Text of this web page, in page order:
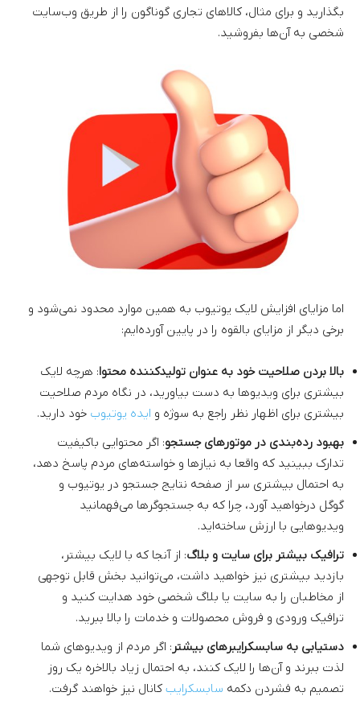
بگذارید و برای مثال، کالاهای تجاری گوناگون را از طریق وب‌سایت
شخصی به آن‌ها بفروشید.
اما مزایای افزایش لایک یوتیوب به همین موارد محدود نمی‌شود و
برخی دیگر از مزایای بالقوه را در پایین آورده‌ایم:
بالا بردن صلاحیت خود به عنوان تولیدکننده محتوا: هرچه لایک
بیشتری برای ویدیوها به دست بیاورید، در نگاه مردم صلاحیت
بیشتری برای اظهار نظر راجع به سوژه و ایده یوتیوب خود دارید.
بهبود رده‌بندی در موتورهای جستجو: اگر محتوایی باکیفیت
تدارک ببینید که واقعا به نیازها و خواسته‌های مردم پاسخ دهد،
به احتمال بیشتری سر از صفحه نتایج جستجو در یوتیوب و
گوگل درخواهید آورد، چرا که به جستجوگرها می‌فهمانید
ویدیوهایی با ارزش ساخته‌اید.
ترافیک بیشتر برای سایت و بلاگ: از آنجا که با لایک بیشتر،
بازدید بیشتری نیز خواهید داشت، می‌توانید بخش قابل توجهی
از مخاطبان را به سایت یا بلاگ شخصی خود هدایت کنید و
ترافیک ورودی و فروش محصولات و خدمات را بالا ببرید.
دستیابی به سابسکرایبرهای بیشتر : اگر مردم از ویدیوهای شما
لذت ببرند و آن‌ها را لایک کنند، به احتمال زیاد بالاخره یک روز
تصمیم به فشردن دکمه سابسکرایب کانال نیز خواهند گرفت.